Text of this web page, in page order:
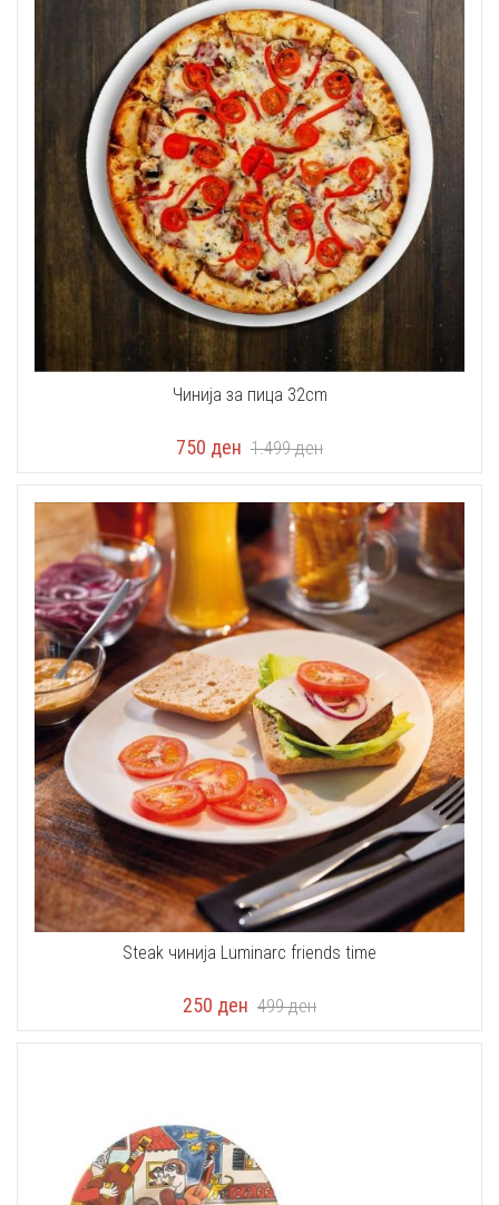
Чинија за пица 32cm
750 ден 1.499ден
Steak чинија Luminarc friends time
250 ден 499ден